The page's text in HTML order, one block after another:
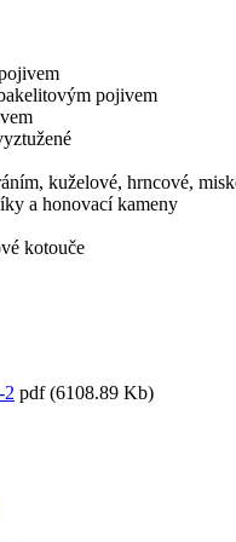
pojivem
kuželové, hrncové,
a honovací kameny
kotouče
pdf (6108.89 Kb)